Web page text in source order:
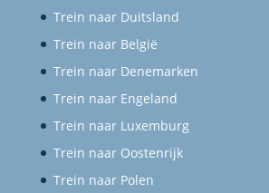
Trein naar Duitsland
Trein naar België
Trein naar Denemarken
Trein naar Engeland
Trein naar Luxemburg
Trein naar Oostenrijk
Trein naar Polen